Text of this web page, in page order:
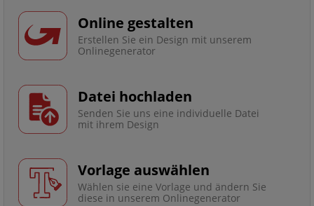
Online gestalten
Erstellen Sie ein Design mit unserem
Onlinegenerator
Datei hochladen
Senden Sie uns eine individuelle Datei
mit ihrem Design
Vorlage auswählen
Wählen sie eine Vorlage und ändern Sie
diese in unserem Onlinegenerator